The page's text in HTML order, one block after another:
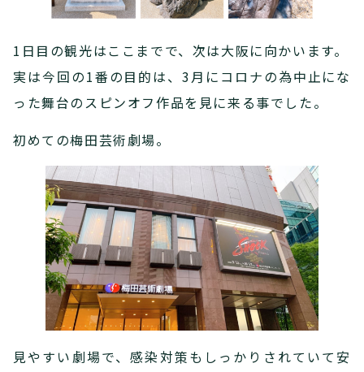
1日目の観光はここまでで、次は大阪に向かいます。
実は今回の1番の目的は、3月にコロナの為中止にな
った舞台のスピンオフ作品を見に来る事でした。
初めての梅田芸術劇場。
見やすい劇場で、感染対策もしっかりされていて安